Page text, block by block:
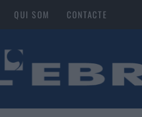
QUI SOM CONTACTE